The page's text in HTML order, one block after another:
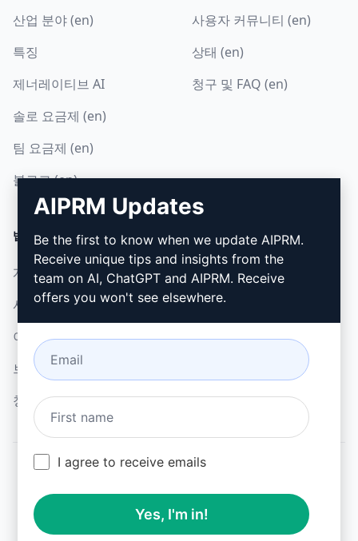
산업 분야 (en)
특징
제너레이티브 AI
솔로 요금제 (en)
팀 요금제 (en)
블로그 (en)
사용자 커뮤니티 (en)
상태 (en)
청구 및 FAQ (en)
법률
개인정보 보호정책 (en)
사용 제한 정책 (en)
이용 약관 (en)
브라우저 확장 약관 (en)
청구 약관 (en)
다운로드
설치 방법
Google 크롬
Microsoft Edge
All logos, trademarks, and registered trademarks are the
property of their respective owners.
AIPRM and other related brand names are registered
AIPRM Updates
Be the first to know when we update AIPRM.
Receive unique tips and insights from the
team on AI, ChatGPT and AIPRM. Receive
offers you won't see elsewhere.
I agree to receive emails
Yes, I'm in!